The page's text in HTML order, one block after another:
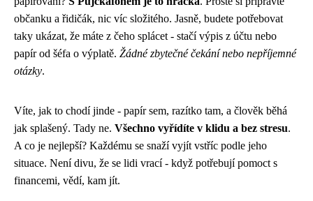
občanku a řidičák, nic víc složitého. Jasně, budete potřebovat
taky ukázat, že máte z čeho splácet - stačí výpis z účtu nebo
papír od šéfa o výplatě. Žádné zbytečné čekání nebo nepříjemné
otázky.
Víte, jak to chodí jinde - papír sem, razítko tam, a člověk běhá
jak splašený. Tady ne. Všechno vyřídíte v klidu a bez stresu.
A co je nejlepší? Každému se snaží vyjít vstříc podle jeho
situace. Není divu, že se lidi vrací - když potřebují pomoct s
financemi, vědí, kam jít.